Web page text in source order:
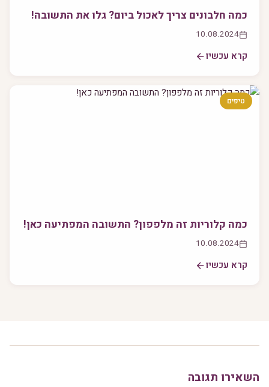
כמה חלבונים צריך לאכול ביום? גלו את התשובה!
10.08.2024
קרא עכשיו
טיפים
כמה קלוריות זה מלפפון? התשובה המפתיעה כאן!
10.08.2024
קרא עכשיו
השאירו תגובה